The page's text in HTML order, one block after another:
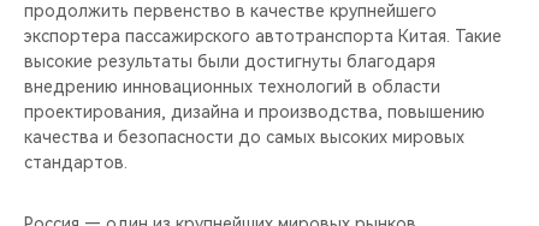
НОВИНКИ
БЛАГОТВОРИТЕЛЬНОСТЬ
CHERY И СПОРТ
продолжить первенство в качестве крупнейшего
экспортера пассажирского автотранспорта Китая. Такие
высокие результаты были достигнуты благодаря
внедрению инновационных технологий в области
проектирования, дизайна и производства, повышению
качества и безопасности до самых высоких мировых
стандартов.